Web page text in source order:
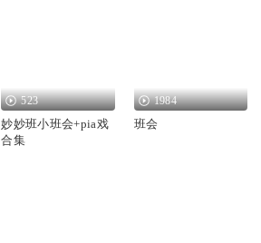
523
妙妙班小班会+pia戏
合集
1984
班会